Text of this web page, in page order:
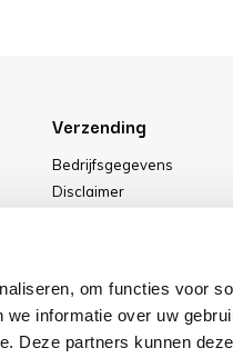
om functies voor
informatie over uw
Deze partners kunnen
Verzending
Bedrijfsgegevens
Disclaimer